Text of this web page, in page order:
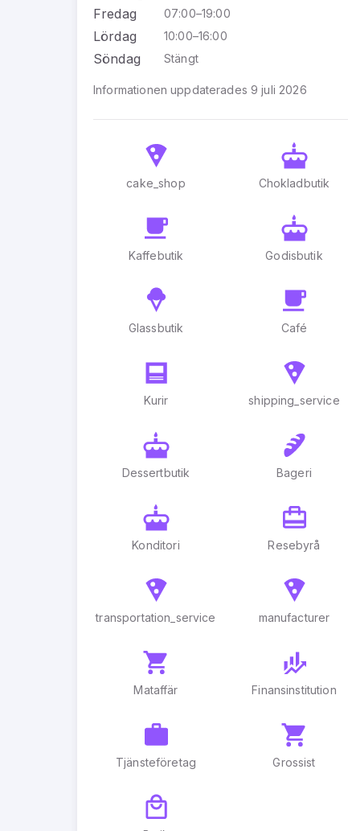
Fredag 07:00–19:00
Lördag 10:00–16:00
Söndag Stängt
Informationen uppdaterades 9 juli 2026
cake_shop Chokladbutik
Kaffebutik Godisbutik
Glassbutik Café
Kurir shipping_service
Dessertbutik Bageri
Konditori Resebyrå
transportation_service manufacturer
Mataffär Finansinstitution
Tjänsteföretag Grossist